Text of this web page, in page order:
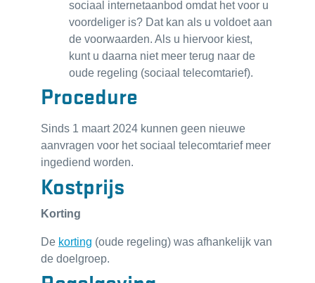
sociaal internetaanbod omdat het voor u
voordeliger is? Dat kan als u voldoet aan
de voorwaarden. Als u hiervoor kiest,
kunt u daarna niet meer terug naar de
oude regeling (sociaal telecomtarief).
Procedure
Sinds 1 maart 2024 kunnen geen nieuwe
aanvragen voor het sociaal telecomtarief meer
ingediend worden.
Kostprijs
Korting
De korting (oude regeling) was afhankelijk van
de doelgroep.